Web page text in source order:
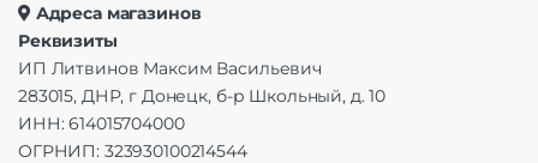
Адреса магазинов
Реквизиты
ИП Литвинов Максим Васильевич
283015, ДНР, г Донецк, б-р Школьный, д. 10
ИНН: 614015704000
ОГРНИП: 323930100214544